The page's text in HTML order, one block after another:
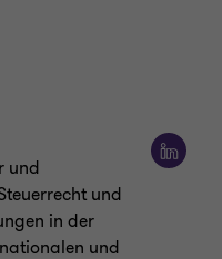
und
und
in der
und